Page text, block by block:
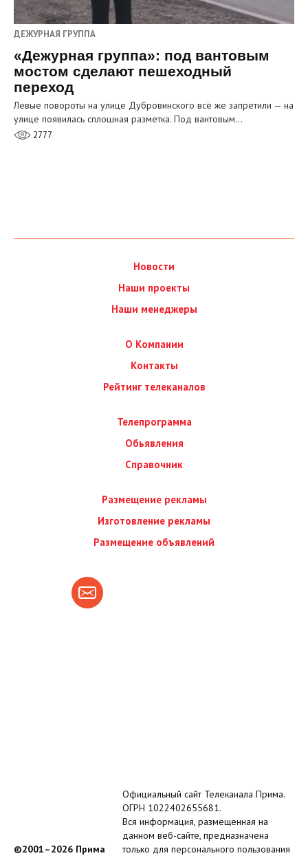
ДЕЖУРНАЯ ГРУППА
«Дежурная группа»: под вантовым
мостом сделают пешеходный
переход
Левые повороты на улице Дубровинского всё же запретили — на
улице появилась сплошная разметка. Под вантовым…
2777
Новости
Наши проекты
Наши менеджеры
О Компании
Контакты
Рейтинг телеканалов
Телепрограмма
Обьявления
Справочник
Размещение рекламы
Изготовление рекламы
Размещение объявлений
©2001–2026 Прима
Официальный сайт Телеканала Прима.
ОГРН 1022402655681.
Вся информация, размещенная на
данном веб-сайте, предназначена
только для персонального пользования